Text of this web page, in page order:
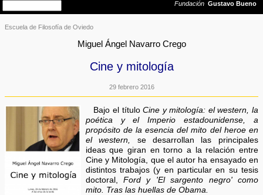
Escuela de Filosofía de Oviedo
Miguel Ángel Navarro Crego
Cine y mitología
29 febrero 2016
Bajo el títuloCine y mitología: el western, la
poética y el Imperio estadounidense, a
propósito de la esencia del mito del heroe en
el western,
se desarrollan las principales
ideas que giran en torno a la relación entre
Cine y Mitología, que el autor ha ensayado en
distintos trabajos (y en particular en su tesis
doctoral,Ford y 'El sargento negro' como
mito. Tras las huellas de Obama.